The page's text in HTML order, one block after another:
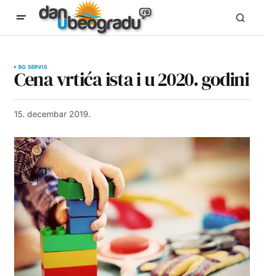
BG SERVIS
Cena vrtića ista i u 2020. godini
15. decembar 2019.